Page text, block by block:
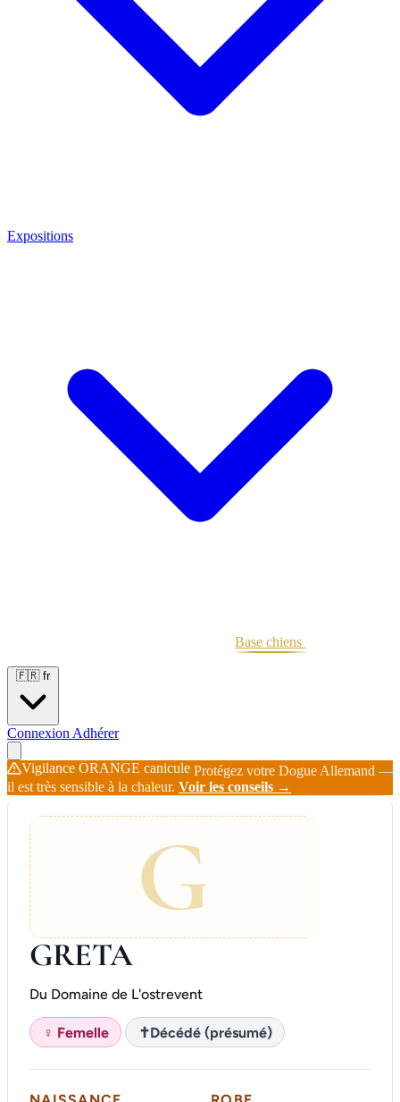
Expositions
Base chiens
🇫🇷 fr
Connexion Adhérer
Vigilance ORANGE canicule Protégez votre Dogue Allemand —
il est très sensible à la chaleur. Voir les conseils →
G
GRETA
Du Domaine de L'ostrevent
♀ Femelle ✝Décédé (présumé)